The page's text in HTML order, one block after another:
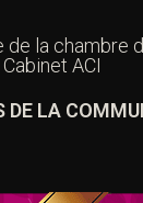
de la chambre
ACI
DE LA